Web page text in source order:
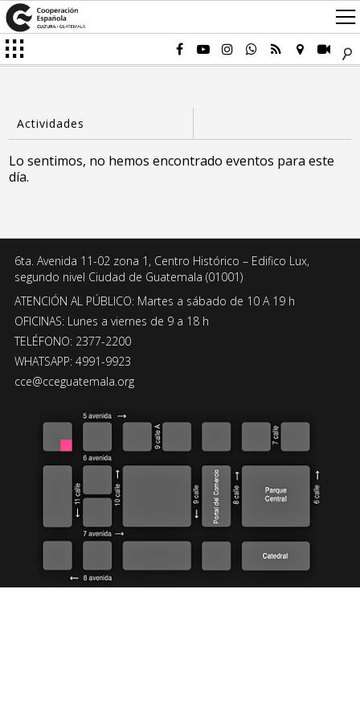
Lo sentimos, no hemos encontrado eventos para este
día.
6ta. Avenida 11-02 zona 1, Centro Histórico – Edifico Lux,
segundo nivel Ciudad de Guatemala (01001)
ATENCIÓN AL PÚBLICO: Martes a sábado de 10 A 19 h
OFICINAS: Lunes a viernes de 9 a 18 h
TELÉFONO: 2377-2200
WHATSAPP: 4991-9923
cce@cceguatemala.org